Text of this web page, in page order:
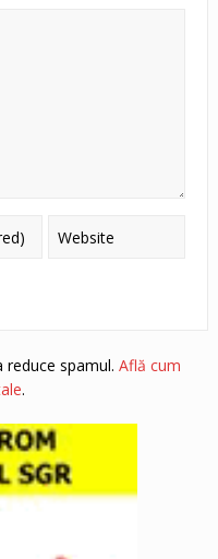
spamul. Află cum
.